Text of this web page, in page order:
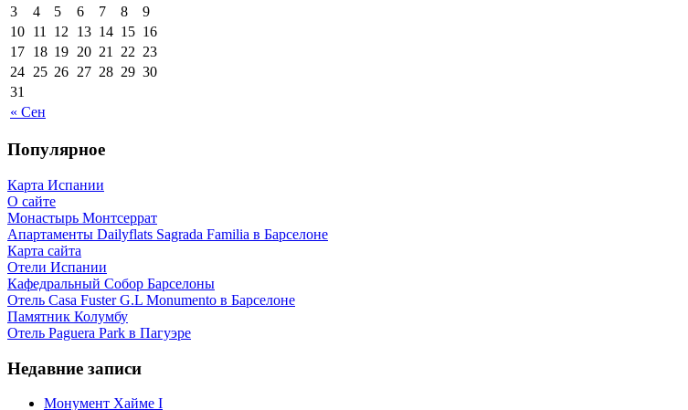
« Сен
3
4 5 6 7 8
9
10 11 12 13 14 15 16
17 18 19 20 21 22 23
24 25 26 27 28 29 30
31
Популярное
Карта Испании
О сайте
Монастырь Монтсеррат
Апартаменты Dailyflats Sagrada Familia в Барселоне
Карта сайта
Отели Испании
Кафeдрaльный Собор Барселоны
Отель Casa Fuster G.L Monumento в Барселоне
Пaмятник Колумбу
Отель Paguera Park в Пагуэре
Недавние записи
Монумент Хайме I